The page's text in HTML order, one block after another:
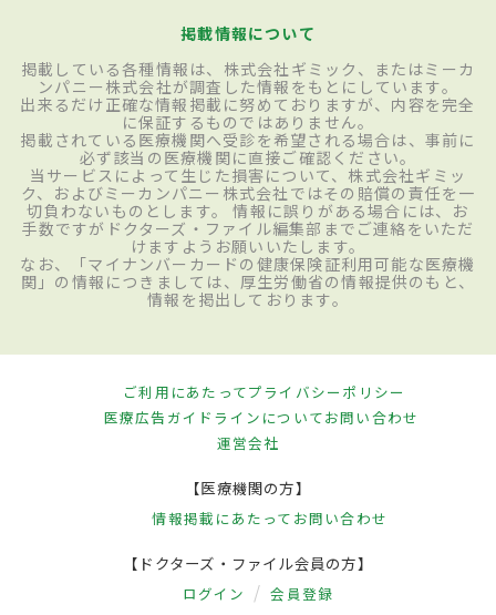
掲載情報について
掲載している各種情報は、株式会社ギミック、またはミーカ
ンパニー株式会社が調査した情報をもとにしています。
出来るだけ正確な情報掲載に努めておりますが、内容を完全
に保証するものではありません。
掲載されている医療機関へ受診を希望される場合は、事前に
必ず該当の医療機関に直接ご確認ください。
当サービスによって生じた損害について、株式会社ギミッ
ク、およびミーカンパニー株式会社ではその賠償の責任を一
切負わないものとします。 情報に誤りがある場合には、お
手数ですがドクターズ・ファイル編集部までご連絡をいただ
けますようお願いいたします。
なお、「マイナンバーカードの健康保険証利用可能な医療機
関」の情報につきましては、厚生労働省の情報提供のもと、
情報を掲出しております。
ご利用にあたってプライバシーポリシー
医療広告ガイドラインについてお問い合わせ
運営会社
【医療機関の方】
情報掲載にあたって お問い合わせ
【ドクターズ・ファイル会員の方】
ログイン 会員登録